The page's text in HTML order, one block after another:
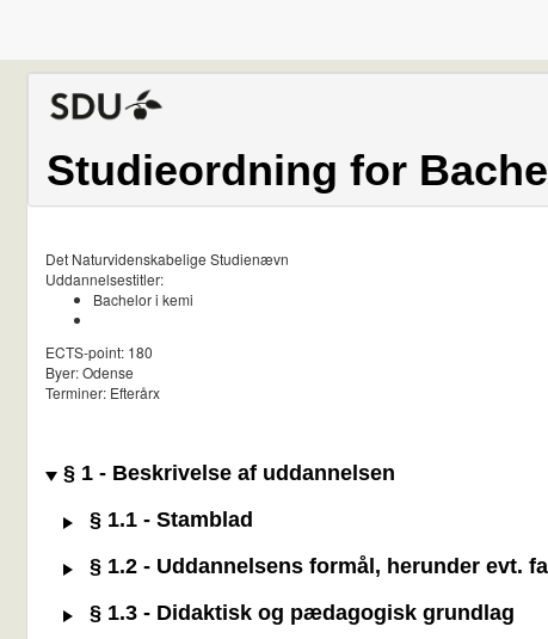
Studieordning for
Det Naturvidenskabelige Studienævn
Uddannelsestitler:
Bachelor i kemi
ECTS-point: 180
Byer: Odense
Terminer: Efterårx
§ 1 - Beskrivelse af uddannelsen
§ 1.1 - Stamblad
§ 1.2 - Uddannelsens formål, herunder evt.
§ 1.3 - Didaktisk og pædagogisk grundlag